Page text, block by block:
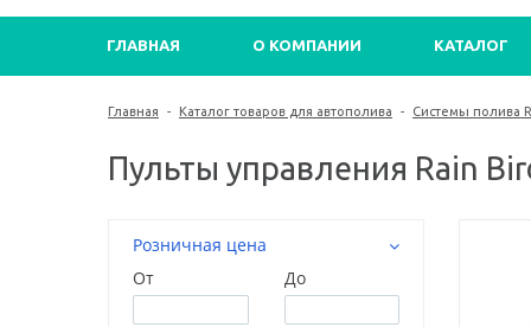
ГЛАВНАЯ О КОМПАНИИ КАТАЛОГ
Главная - Каталог товаров для автополива - Системы полива
Пульты управления Rain
Розничная цена
От
До